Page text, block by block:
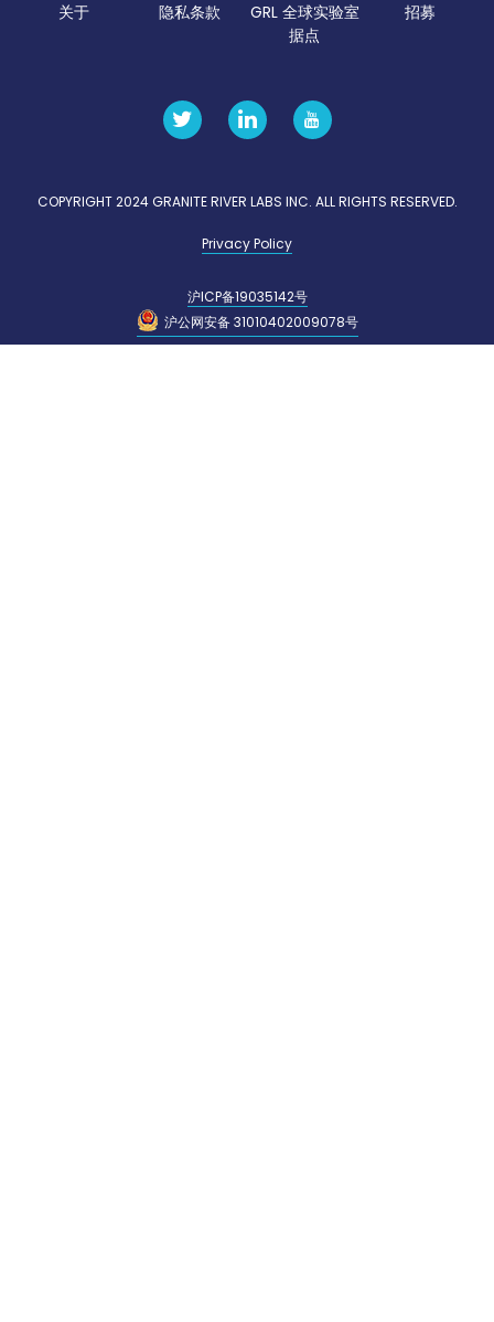
关于 隐私条款
GRL 全球实验室
据点
招募
COPYRIGHT 2024 GRANITE RIVER LABS INC. ALL RIGHTS RESERVED.
Privacy Policy
沪ICP备19035142号
沪公网安备 31010402009078号